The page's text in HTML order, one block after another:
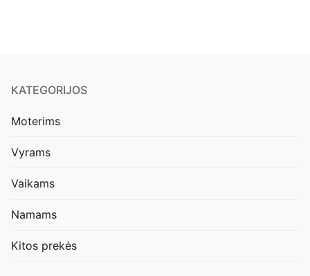
KATEGORIJOS
Moterims
Vyrams
Vaikams
Namams
Kitos prekės